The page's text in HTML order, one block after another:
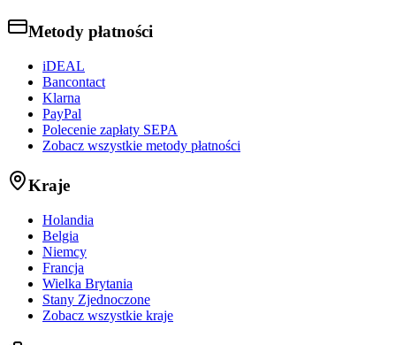
Metody płatności
iDEAL
Bancontact
Klarna
PayPal
Polecenie zapłaty SEPA
Zobacz wszystkie metody płatności
Kraje
Holandia
Belgia
Niemcy
Francja
Wielka Brytania
Stany Zjednoczone
Zobacz wszystkie kraje